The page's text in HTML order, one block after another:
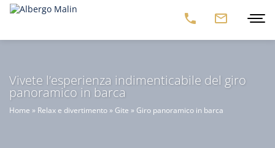
Vivete l’esperienza indimenticabile del giro
panoramico in barca
Home » Relax e divertimento » Gite » Giro panoramico in barca